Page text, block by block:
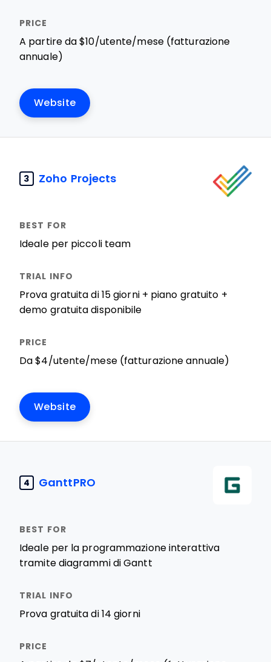
A partire da $10/utente/mese (fatturazione
annuale)
Website
3 Zoho Projects
Ideale per piccoli team
Prova gratuita di 15 giorni + piano gratuito +
demo gratuita disponibile
Da $4/utente/mese (fatturazione annuale)
Website
4 GanttPRO
Ideale per la programmazione interattiva
tramite diagrammi di Gantt
Prova gratuita di 14 giorni